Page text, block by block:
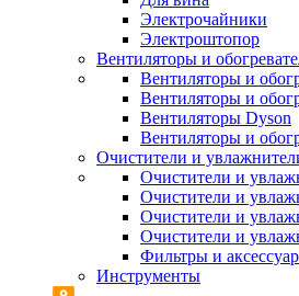
Электрочайники
Электроштопор
Вентиляторы и
Вентиляторы и
Вентиляторы и
Вентиляторы Dyson
Вентиляторы и
Очистители и
Очистители и
Очистители и
Очистители и
Очистители и
Фильтры и
Инструменты